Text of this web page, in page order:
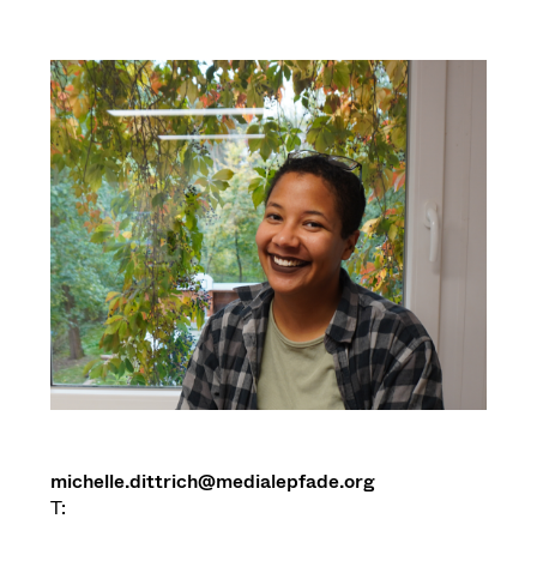
michelle.dittrich@medialepfade.org
T: